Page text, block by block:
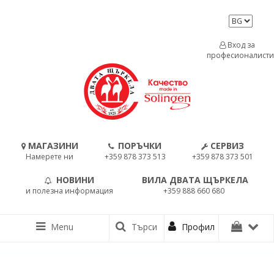
МАГАЗИНИ
Намерете ни
ПОРЪЧКИ
+359 878 373 513
СЕРВИЗ
+359 878 373 501
НОВИНИ
и полезна информация
ВИЛА ДВАТА ЩЪРКЕЛА
+359 888 660 680
Вход за
професионалисти
Menu Търси Профил